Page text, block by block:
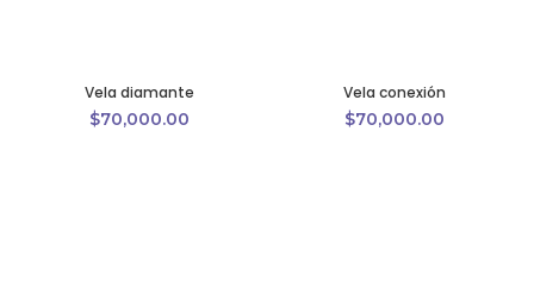
Vela diamante
$70,000.00
Vela conexión
$70,000.00